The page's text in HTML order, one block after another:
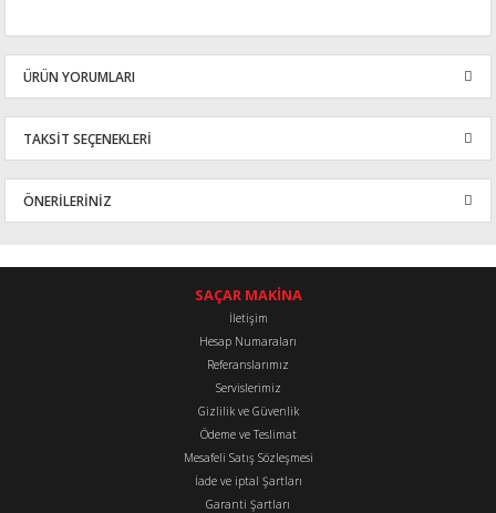
ÜRÜN YORUMLARI
Bu ürüne ilk yorumu siz yapın!
TAKSİT SEÇENEKLERİ
ÖNERİLERİNİZ
konularda yetersiz gördüğünüz noktaları öneri formunu kullanarak
Görüş ve önerileriniz için teşekkür ederiz.
Ürün resmi kalitesiz, bozuk veya görüntülenemiyor.
Ürün bilgilerinde hatalar bulunuyor.
Ürün fiyatı diğer sitelerden daha pahalı.
Bu ürüne benzer farklı alternatifler olmalı.
SAÇAR MAKİNA
İletişim
Hesap Numaraları
Referanslarımız
Servislerimiz
Gizlilik ve Güvenlik
Ödeme ve Teslimat
Mesafeli Satış Sözleşmesi
İade ve iptal Şartları
Garanti Şartları